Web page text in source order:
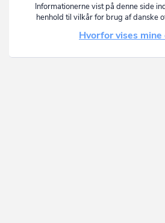
Informationerne vist på denne side
henhold til vilkår for brug af danske
Hvorfor vises